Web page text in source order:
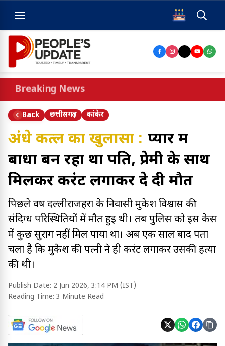
Breaking News
Back छत्तीसगढ़ कांकेर
अंधे कत्ल का खुलासा : प्यार में
बाधा बन रहा था पति, प्रेमी के साथ
मिलकर करंट लगाकर दे दी मौत
पिछले वर्ष दल्लीराजहरा के निवासी मुकेश विश्वास की
संदिग्ध परिस्थितियों में मौत हुई थी। तब पुलिस को इस केस
में कुछ सुराग नहीं मिल पाया था। अब एक साल बाद पता
चला है कि मुकेश की पत्नी ने ही करंट लगाकर उसकी हत्या
की थी।
Publish Date: 2 Jun 2026, 3:14 PM (IST)
Reading Time: 3 Minute Read